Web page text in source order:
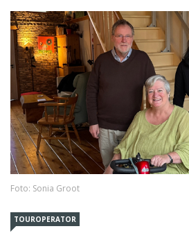
Foto: Sonia Groot
TOUROPERATOR